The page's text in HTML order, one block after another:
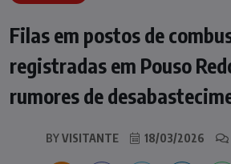
Filas em postos de
registradas em Pouso
rumores de
BYVISITANTE 18/03/2026